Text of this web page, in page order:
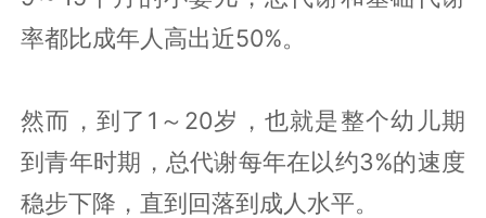
率都比成年人高出近50%。
然而，到了1～20岁，也就是整个幼儿期
到青年时期，总代谢每年在以约3%的速度
稳步下降，直到回落到成人水平。